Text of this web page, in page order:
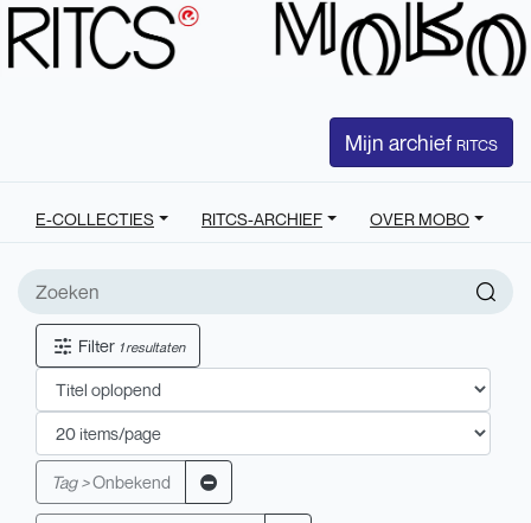
Mijn archief RITCS
E-COLLECTIES RITCS-ARCHIEF OVER MOBO
Filter 1 resultaten
Tag >Onbekend